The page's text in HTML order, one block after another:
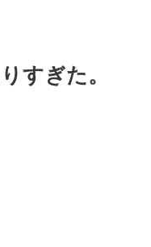
すぎた。